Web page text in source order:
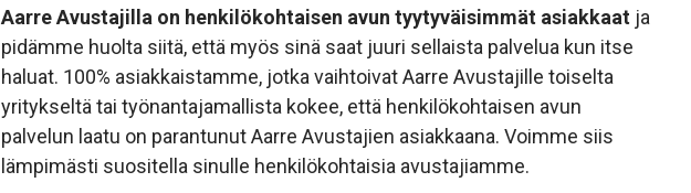
Aarre Avustajilla on henkilökohtaisen avun tyytyväisimmät asiakkaat ja
pidämme huolta siitä, että myös sinä saat juuri sellaista palvelua kun itse
haluat. 100% asiakkaistamme, jotka vaihtoivat Aarre Avustajille toiselta
yritykseltä tai työnantajamallista kokee, että henkilökohtaisen avun
palvelun laatu on parantunut Aarre Avustajien asiakkaana. Voimme siis
lämpimästi suositella sinulle henkilökohtaisia avustajiamme.